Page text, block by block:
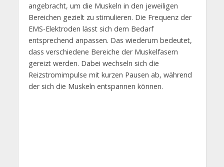
angebracht, um die Muskeln in den jeweiligen
Bereichen gezielt zu stimulieren. Die Frequenz der
EMS-Elektroden lässt sich dem Bedarf
entsprechend anpassen. Das wiederum bedeutet,
dass verschiedene Bereiche der Muskelfasern
gereizt werden. Dabei wechseln sich die
Reizstromimpulse mit kurzen Pausen ab, während
der sich die Muskeln entspannen können.